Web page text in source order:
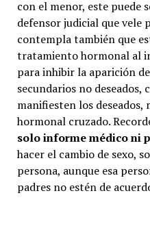
con el menor, este puede
defensor judicial que vele
contempla también que
tratamiento hormonal al
para inhibir la aparición
secundarios no deseados,
manifiesten los
hormonal cruzado.
solo informe médico ni
hacer el cambio de sexo,
persona, aunque esa
padres no estén de